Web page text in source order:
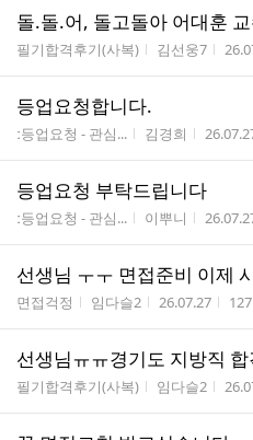
돌.돌.어, 돌고돌아 어대훈
게시판명
필기합격후기(사복) 작성자
김선웅7 작
등업요청합니다.
게시판명
ː등업요청 - 관심... 작성자
김경희 작성시
등업요청 부탁드립니다
게시판명
ː등업요청 - 관심... 작성자
이뿌니 작성시
선생님 ㅜㅜ 면접준비 이제
게시판명
면접걱정 작성자
임다슬2 작성시간
26.07.27 조
127
선생님ㅠㅠ경기도 지방직
게시판명
필기합격후기(사복) 작성자
임다슬2 작